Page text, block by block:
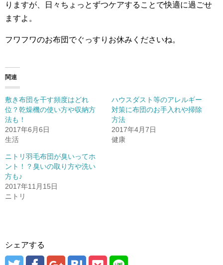
りますが、日々ちょっとずつケアすることで快適に過ごせ
ますよ。
フワフワのお布団でぐっすりお休みくださいね。
関連
敷き布団を干す頻度はどれ
位？乾燥機の使い方や収納方
法も！
2017年6月6日
生活
ハウスダスト等のアレルギー
対策に布団のお手入れや掃除
方法
2017年4月7日
健康
ニトリ羽毛布団が臭いってホ
ント！？臭いの取り方や洗い
方も♪
2017年11月15日
ニトリ
シェアする